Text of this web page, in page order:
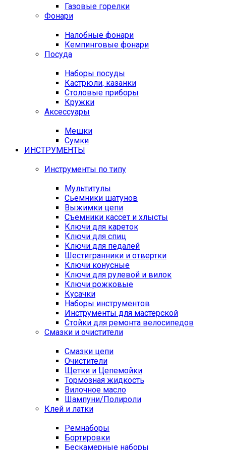
Газовые горелки
Фонари
Налобные фонари
Кемпинговые фонари
Посуда
Наборы посуды
Кастрюли, казанки
Столовые приборы
Кружки
Аксессуары
Мешки
Сумки
ИНСТРУМЕНТЫ
Инструменты по типу
Мультитулы
Сьемники шатунов
Выжимки цепи
Съемники кассет и хлысты
Ключи для кареток
Ключи для спиц
Ключи для педалей
Шестигранники и отвертки
Ключи конусные
Ключи для рулевой и вилок
Ключи рожковые
Кусачки
Наборы инструментов
Инструменты для мастерской
Стойки для ремонта велосипедов
Смазки и очистители
Смазки цепи
Очистители
Щетки и Цепемойки
Тормозная жидкость
Вилочное масло
Шампуни/Полироли
Клей и латки
Ремнаборы
Бортировки
Бескамерные наборы